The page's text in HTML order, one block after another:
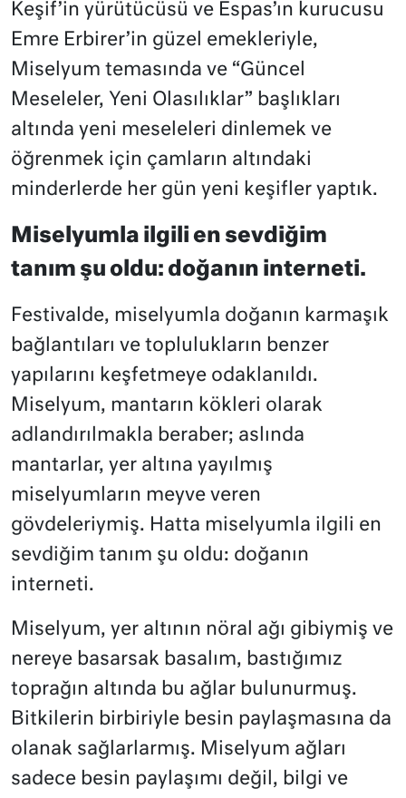
Keşif’in yürütücüsü ve Espas’ın kurucusu
Emre Erbirer’in güzel emekleriyle,
Miselyum temasında ve “Güncel
Meseleler, Yeni Olasılıklar” başlıkları
altında yeni meseleleri dinlemek ve
öğrenmek için çamların altındaki
minderlerde her gün yeni keşifler yaptık.
Miselyumla ilgili en sevdiğim
tanım şu oldu: doğanın interneti.
Festivalde, miselyumla doğanın karmaşık
bağlantıları ve toplulukların benzer
yapılarını keşfetmeye odaklanıldı.
Miselyum, mantarın kökleri olarak
adlandırılmakla beraber; aslında
mantarlar, yer altına yayılmış
miselyumların meyve veren
gövdeleriymiş. Hatta miselyumla ilgili en
sevdiğim tanım şu oldu: doğanın
interneti.
Miselyum, yer altının nöral ağı gibiymiş ve
nereye basarsak basalım, bastığımız
toprağın altında bu ağlar bulunurmuş.
Bitkilerin birbiriyle besin paylaşmasına da
olanak sağlarlarmış. Miselyum ağları
sadece besin paylaşımı değil, bilgi ve